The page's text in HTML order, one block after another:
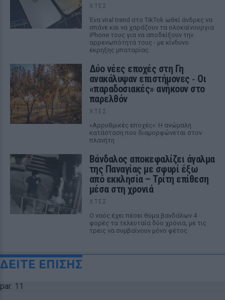
ΧΤΕΣ
Ένα viral trend στο TikTok ωθεί άνδρες να
σπάνε και να χαράζουν τα ολοκαίνουργια
iPhone τους για να αποδείξουν την
αρρενωπότητά τους - με κίνδυνο
έκρηξης μπαταρίας.
Δύο νέες εποχές στη Γη
ανακάλυψαν επιστήμονες ‑ Oι
«παραδοσιακές» ανήκουν στο
παρελθόν
ΧΤΕΣ
«Αρρυθμικές εποχές»: Η ανώμαλη
κατάσταση που διαμορφώνεται στον
πλανήτη
Βάνδαλος αποκεφαλίζει άγαλμα
της Παναγίας με σφυρί έξω
από εκκλησία – Τρίτη επίθεση
μέσα στη χρονιά
ΧΤΕΣ
Ο ναός έχει πέσει θύμα βανδάλων 4
φορές τα τελευταία δύο χρόνια, με τις
τρεις να συμβαίνουν μόνο φέτος
ΔΕΙΤΕ ΕΠΙΣΗΣ
par: 11